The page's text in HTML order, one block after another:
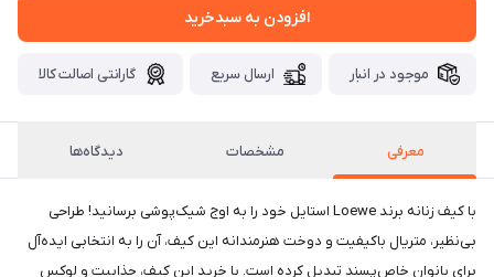
افزودن به سبدخرید
موجود در انبار ارسال سریع گارانتی اصالت کالا
معرفی مشخصات دیدگاه‌ها
با کیف زنانه برند Loewe استایل خود را به اوج شیک‌پوشی برسانید! طراحی
بی‌نظیر، متریال باکیفیت و دوخت هنرمندانه این کیف، آن را به انتخابی ایده‌آل
برای بانوان خاص‌پسند تبدیل کرده است. با خرید این کیف، جذابیت و لوکس